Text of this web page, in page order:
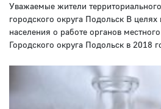
Уважаемые жители
городского округа Подольск В
населения о работе органов
Городского округа Подольск в 2018